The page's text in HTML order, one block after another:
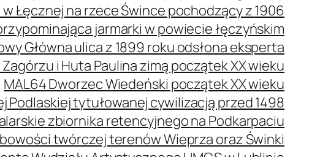
w Łęcznej na rzece Śwince pochodzący z 1906
jarmarki w powiecie łęczyńskim
Główna ulica z 1899 roku odsłona eksperta
i Huta Paulina zimą początek XX wieku
MAL64 Dworzec Wiedeński początek XX wieku
Podlaskiej tytułowanej cywilizacją przed 1498
zbiornika retencyjnego na Podkarpaciu
twórczej terenów Wieprza oraz Świnki